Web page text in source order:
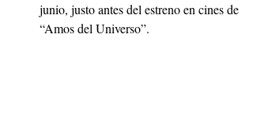
junio, justo antes del estreno en cines de
“Amos del Universo”.